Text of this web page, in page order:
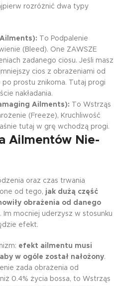
rozróżnić dwa typy
To Podpalenie
(Bleed). One ZAWSZE
zadanego ciosu. Jeśli masz
cios z obrażeniami od
po prostu znikoma. Tutaj progi
nakładania.
Ailments): To Wstrząs
(Freeze), Kruchliwość
tutaj w grę wchodzą progi.
Ailmentów Nie-
oraz czas trwania
od tego, jak dużą część
obrażenia od danego
. Im mocniej uderzysz w stosunku
efekt.
efekt ailmentu musi
w ogóle został nałożony.
zada obrażenia od
0.4% życia bossa, to Wstrząs